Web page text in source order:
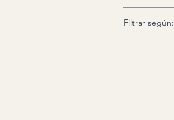
Filtrar según: